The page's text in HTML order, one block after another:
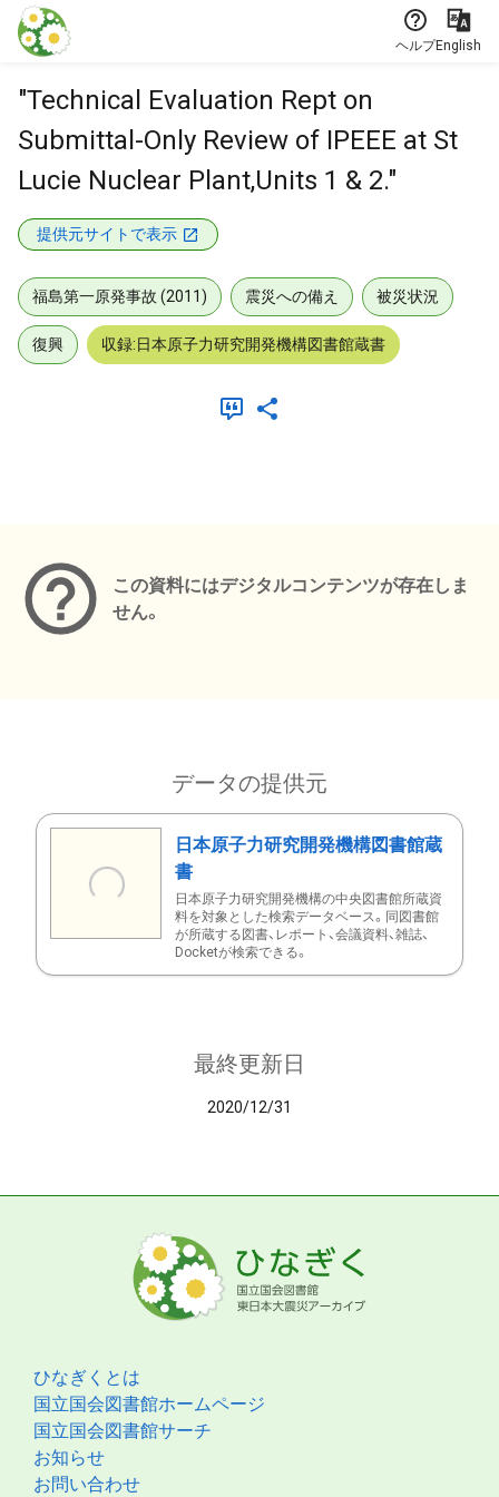
本文に飛ぶ
ヘルプEnglish
"Technical Evaluation Rept on
Submittal-Only Review of IPEEE at St
Lucie Nuclear Plant,Units 1 & 2."
提供元サイトで表示
福島第一原発事故 (2011) 震災への備え 被災状況
復興 収録:日本原子力研究開発機構図書館蔵書
この資料にはデジタルコンテンツが存在しま
せん。
データの提供元
日本原子力研究開発機構図書館蔵
書
日本原子力研究開発機構の中央図書館所蔵資
料を対象とした検索データベース。同図書館
が所蔵する図書、レポート、会議資料、雑誌、
Docketが検索できる。
最終更新日
2020/12/31
ひなぎくとは
国立国会図書館ホームページ
国立国会図書館サーチ
お知らせ
お問い合わせ